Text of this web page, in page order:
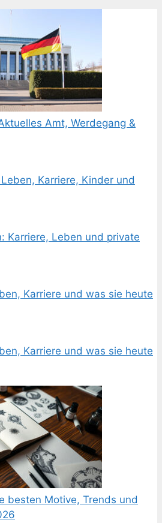
Amt, Werdegang &
Karriere, Kinder und
Karriere, Leben und private
Karriere und was sie heute
Karriere und was sie heute
besten Motive, Trends und